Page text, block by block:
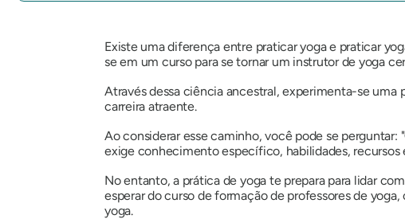
Existe uma diferença entre praticar yoga e praticar
se em um curso para se tornar um instrutor de yoga
Através dessa ciência ancestral, experimenta-se
carreira atraente.
Ao considerar esse caminho, você pode se perguntar: "
exige conhecimento específico, habilidades, recursos
No entanto, a prática de yoga te prepara para lidar
esperar do curso de formação de professores de
yoga.